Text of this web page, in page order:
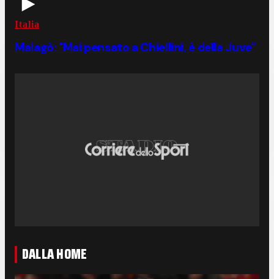
Italia
Malagò: "Mai pensato a Chiellini, è della Juve"
DALLA HOME